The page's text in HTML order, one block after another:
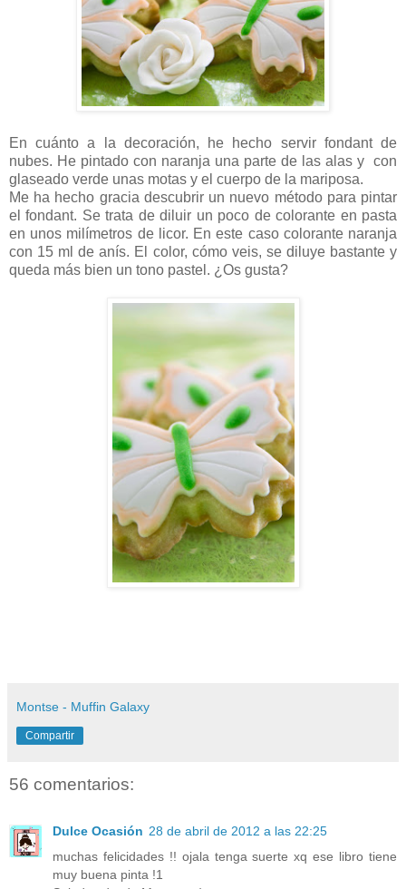
En cuánto a la decoración, he hecho servir fondant de
nubes. He pintado con naranja una parte de las alas y con
glaseado verde unas motas y el cuerpo de la mariposa.
Me ha hecho gracia descubrir un nuevo método para pintar
el fondant. Se trata de diluir un poco de colorante en pasta
en unos milímetros de licor. En este caso colorante naranja
con 15 ml de anís. El color, cómo veis, se diluye bastante y
queda más bien un tono pastel. ¿Os gusta?
Montse - Muffin Galaxy
Compartir
56 comentarios:
Dulce Ocasión 28 de abril de 2012 a las 22:25
muchas felicidades !! ojala tenga suerte xq ese libro tiene
muy buena pinta !1